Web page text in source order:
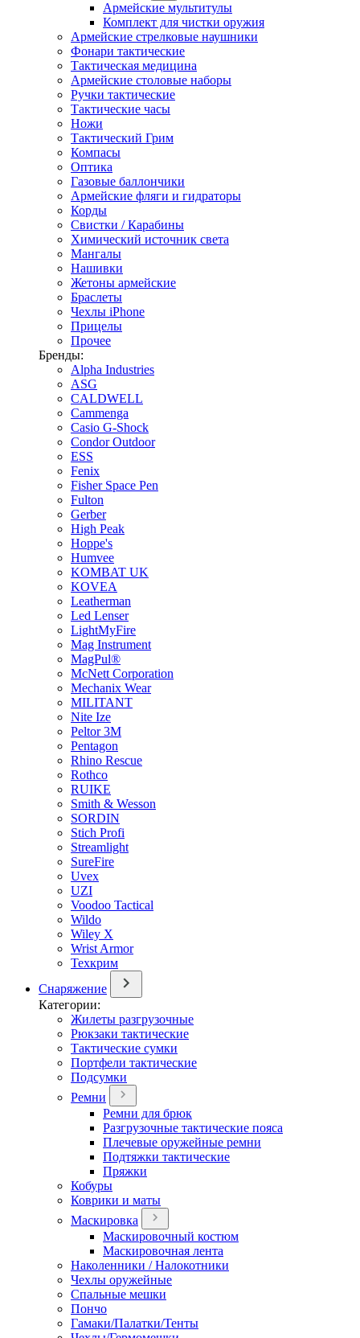
Армейские мультитулы
Комплект для чистки оружия
Армейские стрелковые наушники
Фонари тактические
Тактическая медицина
Армейские столовые наборы
Ручки тактические
Тактические часы
Ножи
Тактический Грим
Компасы
Оптика
Газовые баллончики
Армейские фляги и гидраторы
Корды
Свистки / Карабины
Химический источник света
Мангалы
Нашивки
Жетоны армейские
Браслеты
Чехлы iPhone
Прицелы
Прочее
Бренды:
Alpha Industries
ASG
CALDWELL
Cammenga
Casio G-Shock
Condor Outdoor
ESS
Fenix
Fisher Space Pen
Fulton
Gerber
High Peak
Hoppe's
Humvee
KOMBAT UK
KOVEA
Leatherman
Led Lenser
LightMyFire
Mag Instrument
MagPul®
McNett Corporation
Mechanix Wear
MILITANT
Nite Ize
Peltor 3M
Pentagon
Rhino Rescue
Rothco
RUIKE
Smith & Wesson
SORDIN
Stich Profi
Streamlight
SureFire
Uvex
UZI
Voodoo Tactical
Wildo
Wiley X
Wrist Armor
Техкрим
Снаряжение
Категории:
Жилеты разгрузочные
Рюкзаки тактические
Тактические сумки
Портфели тактические
Подсумки
Ремни
Ремни для брюк
Разгрузочные тактические пояса
Плечевые оружейные ремни
Подтяжки тактические
Пряжки
Кобуры
Коврики и маты
Маскировка
Маскировочный костюм
Маскировочная лента
Наколенники / Налокотники
Чехлы оружейные
Спальные мешки
Пончо
Гамаки/Палатки/Тенты